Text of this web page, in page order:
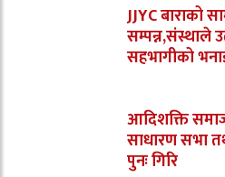
JJYC बाराको
सम्पन्न,संस्थाले
सहभागीको
आदिशक्ति
साधारण सभा
पुनः गिरि